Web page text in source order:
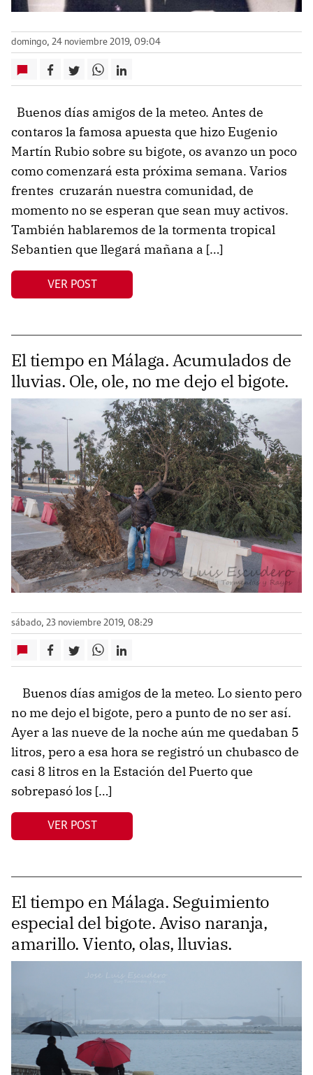
domingo, 24 noviembre 2019, 09:04
Buenos días amigos de la meteo. Antes de
contaros la famosa apuesta que hizo Eugenio
Martín Rubio sobre su bigote, os avanzo un poco
como comenzará esta próxima semana. Varios
frentes cruzarán nuestra comunidad, de
momento no se esperan que sean muy activos.
También hablaremos de la tormenta tropical
Sebantien que llegará mañana a […]
VER POST
El tiempo en Málaga. Acumulados de
lluvias. Ole, ole, no me dejo el bigote.
sábado, 23 noviembre 2019, 08:29
Buenos días amigos de la meteo. Lo siento pero
no me dejo el bigote, pero a punto de no ser así.
Ayer a las nueve de la noche aún me quedaban 5
litros, pero a esa hora se registró un chubasco de
casi 8 litros en la Estación del Puerto que
sobrepasó los […]
VER POST
El tiempo en Málaga. Seguimiento
especial del bigote. Aviso naranja,
amarillo. Viento, olas, lluvias.